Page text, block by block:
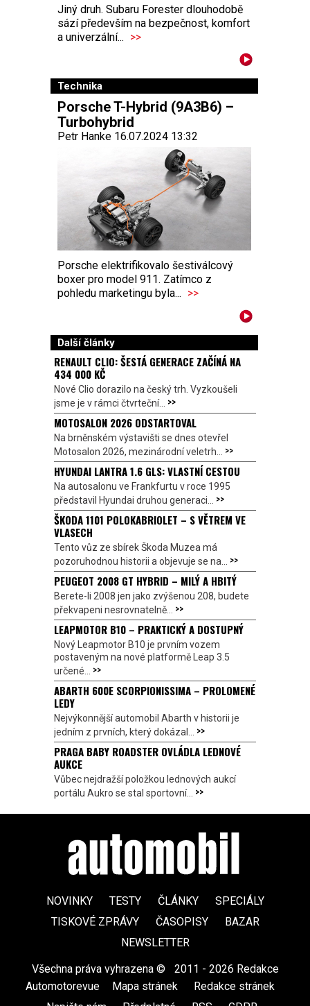
Jiný druh. Subaru Forester dlouhodobě
sází především na bezpečnost, komfort
a univerzální... >>
Technika
Porsche T-Hybrid (9A3B6) –
Turbohybrid
Petr Hanke 16.07.2024 13:32
Porsche elektrifikovalo šestiválcový
boxer pro model 911. Zatímco z
pohledu marketingu byla... >>
Další články
RENAULT CLIO: ŠESTÁ GENERACE ZAČÍNÁ NA
434 000 KČ
Nové Clio dorazilo na český trh. Vyzkoušeli
jsme je v rámci čtvrteční... >>
MOTOSALON 2026 ODSTARTOVAL
Na brněnském výstavišti se dnes otevřel
Motosalon 2026, mezinárodní veletrh... >>
HYUNDAI LANTRA 1.6 GLS: VLASTNÍ CESTOU
Na autosalonu ve Frankfurtu v roce 1995
představil Hyundai druhou generaci... >>
ŠKODA 1101 POLOKABRIOLET – S VĚTREM VE
VLASECH
Tento vůz ze sbírek Škoda Muzea má
pozoruhodnou historii a objevuje se na... >>
PEUGEOT 2008 GT HYBRID – MILÝ A HBITÝ
Berete-li 2008 jen jako zvýšenou 208, budete
překvapeni nesrovnatelně... >>
LEAPMOTOR B10 – PRAKTICKÝ A DOSTUPNÝ
Nový Leapmotor B10 je prvním vozem
postaveným na nové platformě Leap 3.5
určené... >>
ABARTH 600E SCORPIONISSIMA – PROLOMENÉ
LEDY
Nejvýkonnější automobil Abarth v historii je
jedním z prvních, který dokázal... >>
PRAGA BABY ROADSTER OVLÁDLA LEDNOVÉ
AUKCE
Vůbec nejdražší položkou lednových aukcí
portálu Aukro se stal sportovní... >>
NOVINKY TESTY ČLÁNKY
SPECIÁLY
TISKOVÉ ZPRÁVY
ČASOPISY
BAZAR
NEWSLETTER
Všechna práva vyhrazena ©
2011 - 2026 Redakce
Automotorevue
Mapa stránek Redakce stránek